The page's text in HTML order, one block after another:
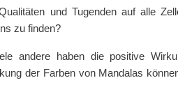
und Tugenden auf alle
zu finden?
andere haben die positive
der Farben von Mandalas